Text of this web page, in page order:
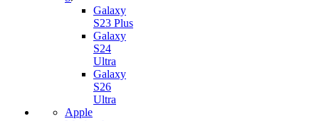
Galaxy
S23 Plus
Galaxy
S24
Ultra
Galaxy
S26
Ultra
Apple